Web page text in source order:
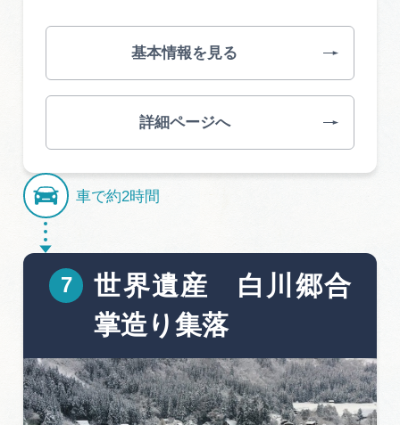
基本情報を見る
詳細ページへ
車で約2時間
世界遺産 白川郷合
掌造り集落